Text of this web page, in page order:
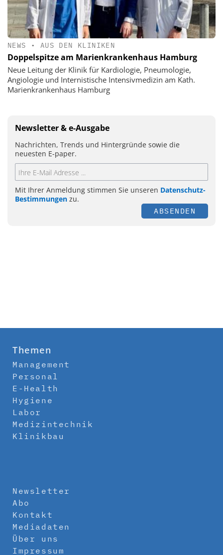
NEWS • AUS DEN KLINIKEN
Doppelspitze am Marienkrankenhaus Hamburg
Neue Leitung der Klinik für Kardiologie, Pneumologie,
Angiologie und Internistische Intensivmedizin am Kath.
Marienkrankenhaus Hamburg
Newsletter & e-Ausgabe
Nachrichten, Trends und Hintergründe sowie die
neuesten E-paper.
Mit Ihrer Anmeldung stimmen Sie unseren Datenschutz-
Bestimmungen zu.
ABSENDEN
Themen
Management
Personal
E-Health
Hygiene
Labor
Medizintechnik
Klinikbau
Newsletter
Abo
Kontakt
Mediadaten
Über uns
Impressum